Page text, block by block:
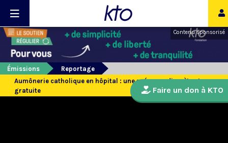
Contenu sponsorisé
Émissions
Reportage
Aumônerie catholique en hôpital : une présence discrète et
gratuite
Faire un don à KTO